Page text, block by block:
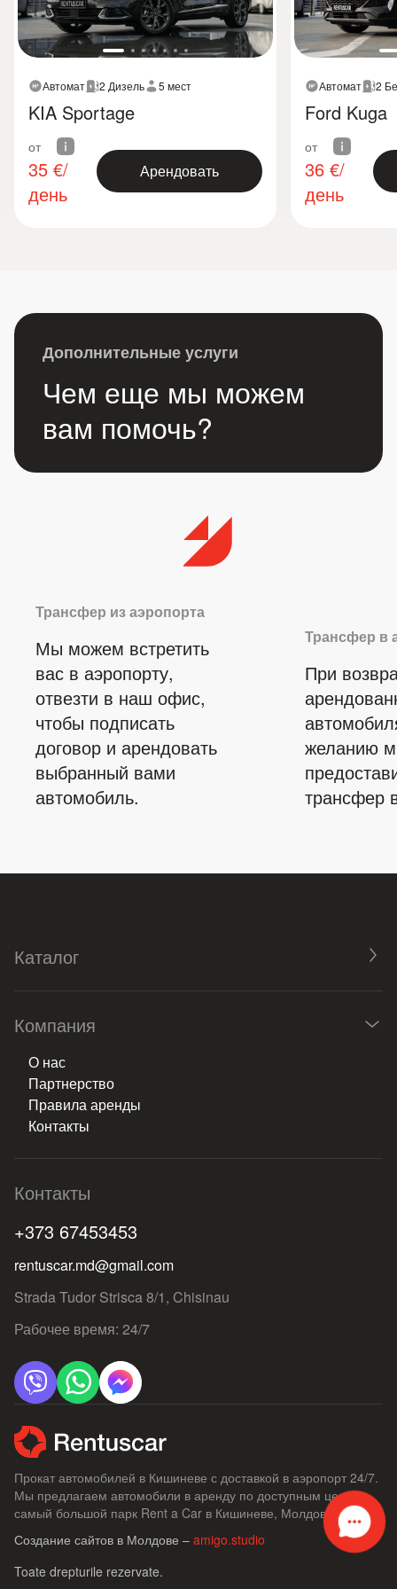
Автомат 2 Дизель 5 мест
KIA Sportage
от
35 €/
день
Арендовать
Автомат 2
Ford Kuga
от
36 €/
день
Дополнительные услуги
Чем еще мы можем
вам помочь?
Трансфер из аэропорта
Мы можем встретить
вас в аэропорту,
отвезти в наш офис,
чтобы подписать
договор и арендовать
выбранный вами
автомобиль.
Трансфер в
При
желанию
трансфер
Прокат автомобилей в Кишиневе с доставкой в ​​аэропорт 24/7.
Мы предлагаем автомобили в аренду по доступным ценам,
самый большой парк Rent a Car в Кишиневе, Молдове.
Создание сайтов в Молдове – amigo.studio
Toate drepturile rezervate.
Каталог
Компания
О нас
Партнерство
Правила аренды
Контакты
Контакты
+373 67453453
rentuscar.md@gmail.com
Strada Tudor Strisca 8/1, Chisinau
Рабочее время: 24/7